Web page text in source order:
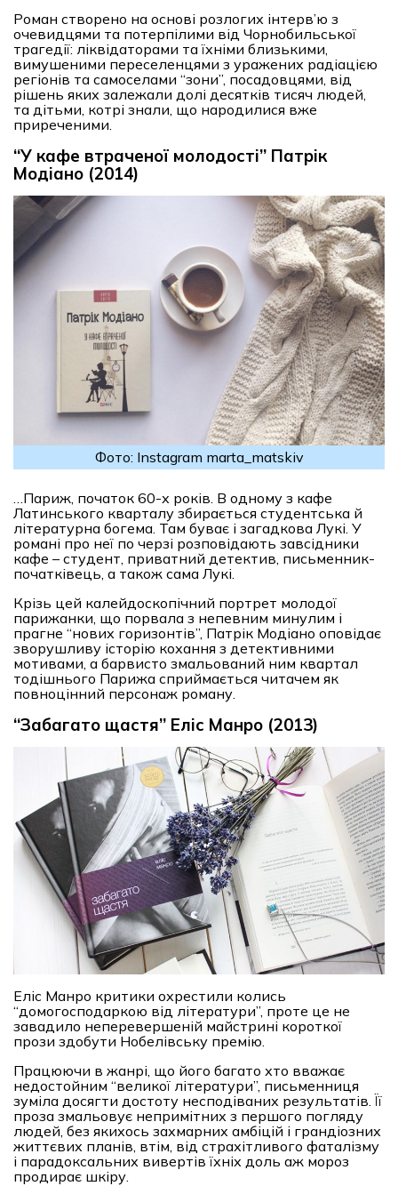
Роман створено на основі розлогих інтерв’ю з
очевидцями та потерпілими від Чорнобильської
трагедії: ліквідаторами та їхніми близькими,
вимушеними переселенцями з уражених радіацією
регіонів та самоселами “зони”, посадовцями, від
рішень яких залежали долі десятків тисяч людей,
та дітьми, котрі знали, що народилися вже
приреченими.
“У кафе втраченої молодості” Патрік
Модіано (2014)
Фото: Instagram marta_matskiv
…Париж, початок 60-х років. В одному з кафе
Латинського кварталу збирається студентська й
літературна богема. Там буває і загадкова Лукі. У
романі про неї по черзі розповідають завсідники
кафе – студент, приватний детектив, письменник-
початківець, а також сама Лукі.
Крізь цей калейдоскопічний портрет молодої
парижанки, що порвала з непевним минулим і
прагне “нових горизонтів”, Патрік Модіано оповідає
зворушливу історію кохання з детективними
мотивами, а барвисто змальований ним квартал
тодішнього Парижа сприймається читачем як
повноцінний персонаж роману.
“Забагато щастя” Еліс Манро (2013)
Еліс Манро критики охрестили колись
“домогосподаркою від літератури”, проте це не
завадило неперевершеній майстрині короткої
прози здобути Нобелівську премію.
Працюючи в жанрі, що його багато хто вважає
недостойним “великої літератури”, письменниця
зуміла досягти достоту несподіваних результатів. Її
проза змальовує непримітних з першого погляду
людей, без якихось захмарних амбіцій і грандіозних
життєвих планів, втім, від страхітливого фаталізму
і парадоксальних вивертів їхніх доль аж мороз
продирає шкіру.